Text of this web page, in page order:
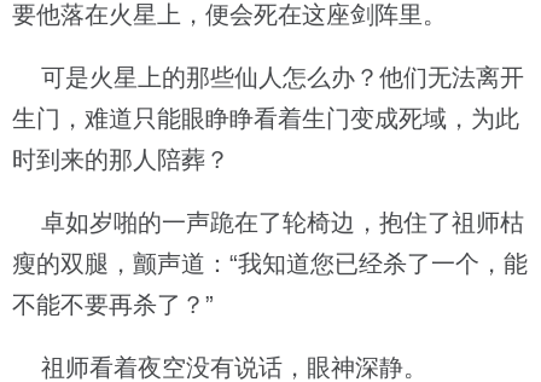
要他落在火星上，便会死在这座剑阵里。
可是火星上的那些仙人怎么办？他们无法离开
生门，难道只能眼睁睁看着生门变成死域，为此
时到来的那人陪葬？
卓如岁啪的一声跪在了轮椅边，抱住了祖师枯
瘦的双腿，颤声道：“我知道您已经杀了一个，能
不能不要再杀了？”
祖师看着夜空没有说话，眼神深静。